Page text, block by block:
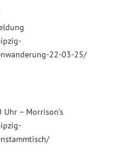
22-03-25/
– Morrison’s